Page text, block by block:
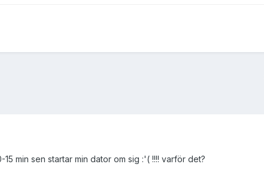
min sen startar min dator om sig :'( !!!! varför det?